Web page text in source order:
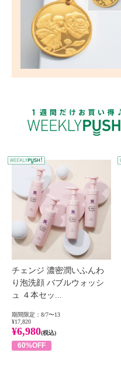
チェンジ 濃密潤いふんわ
り泡洗顔 バブルウォッシ
ュ ４本セッ...
期間限定：8/7〜13
¥17,820
¥6,980(税込)
60%OFF